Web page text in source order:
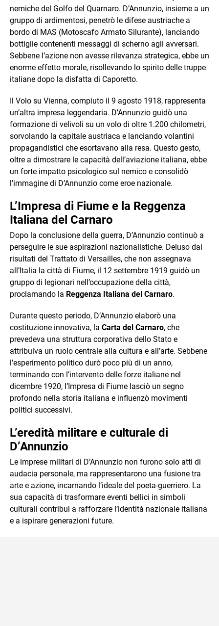
nemiche del Golfo del Quarnaro. D’Annunzio, insieme a un
gruppo di ardimentosi, penetrò le difese austriache a
bordo di MAS (Motoscafo Armato Silurante), lanciando
bottiglie contenenti messaggi di scherno agli avversari.
Sebbene l’azione non avesse rilevanza strategica, ebbe un
enorme effetto morale, risollevando lo spirito delle truppe
italiane dopo la disfatta di Caporetto.
Il Volo su Vienna, compiuto il 9 agosto 1918, rappresenta
un’altra impresa leggendaria. D’Annunzio guidò una
formazione di velivoli su un volo di oltre 1.200 chilometri,
sorvolando la capitale austriaca e lanciando volantini
propagandistici che esortavano alla resa. Questo gesto,
oltre a dimostrare le capacità dell’aviazione italiana, ebbe
un forte impatto psicologico sul nemico e consolidò
l’immagine di D’Annunzio come eroe nazionale.
L’Impresa di Fiume e la Reggenza
Italiana del Carnaro
Dopo la conclusione della guerra, D’Annunzio continuò a
perseguire le sue aspirazioni nazionalistiche. Deluso dai
risultati del Trattato di Versailles, che non assegnava
all’Italia la città di Fiume, il 12 settembre 1919 guidò un
gruppo di legionari nell’occupazione della città,
proclamando la Reggenza Italiana del Carnaro.
Durante questo periodo, D’Annunzio elaborò una
costituzione innovativa, la Carta del Carnaro, che
prevedeva una struttura corporativa dello Stato e
attribuiva un ruolo centrale alla cultura e all’arte. Sebbene
l’esperimento politico durò poco più di un anno,
terminando con l’intervento delle forze italiane nel
dicembre 1920, l’Impresa di Fiume lasciò un segno
profondo nella storia italiana e influenzò movimenti
politici successivi.
L’eredità militare e culturale di
D’Annunzio
Le imprese militari di D’Annunzio non furono solo atti di
audacia personale, ma rappresentarono una fusione tra
arte e azione, incarnando l’ideale del poeta-guerriero. La
sua capacità di trasformare eventi bellici in simboli
culturali contribuì a rafforzare l’identità nazionale italiana
e a ispirare generazioni future.